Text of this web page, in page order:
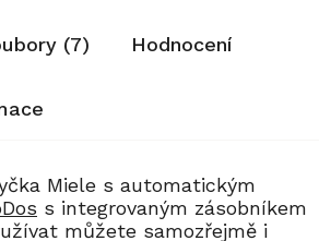
(7) Hodnocení
Miele s automatickým
s integrovaným zásobníkem
můžete samozřejmě i